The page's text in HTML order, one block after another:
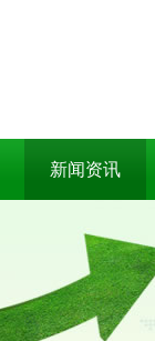
新闻资讯